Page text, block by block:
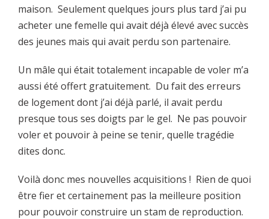
maison. Seulement quelques jours plus tard j’ai pu
acheter une femelle qui avait déjà élevé avec succès
des jeunes mais qui avait perdu son partenaire.
Un mâle qui était totalement incapable de voler m’a
aussi été offert gratuitement. Du fait des erreurs
de logement dont j’ai déjà parlé, il avait perdu
presque tous ses doigts par le gel. Ne pas pouvoir
voler et pouvoir à peine se tenir, quelle tragédie
dites donc.
Voilà donc mes nouvelles acquisitions ! Rien de quoi
être fier et certainement pas la meilleure position
pour pouvoir construire un stam de reproduction.